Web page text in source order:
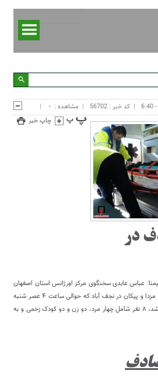
کد خبر : 56702 مشاهده : -
چاپ خبر
در
عباس عابدی سخنگوی مرکز اورژانس استان اصفهان
گفت: طی تصادف رخ به رخ وانت مزدا و پیکان در نجف آباد که حوالی ساعت ۴ عصر شنبه
۲۵ اردیبهشت ۱۴۰۰ گزارش داده شد، ۸ نفر شامل چهار مرد، دو زن و دو کودک زخمی و به